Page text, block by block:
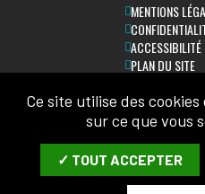
MENTIONS
ACCESSIBILITÉ
PLAN DU SITE
LETTRE
SAISIR VOTRE
Ce site utilise des
sur ce que vous
✓ TOUT ACCEPTER